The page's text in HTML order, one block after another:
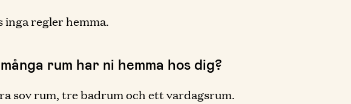
inga regler hemma.
rum har ni hemma hos dig?
sov rum, tre badrum och ett vardagsrum.